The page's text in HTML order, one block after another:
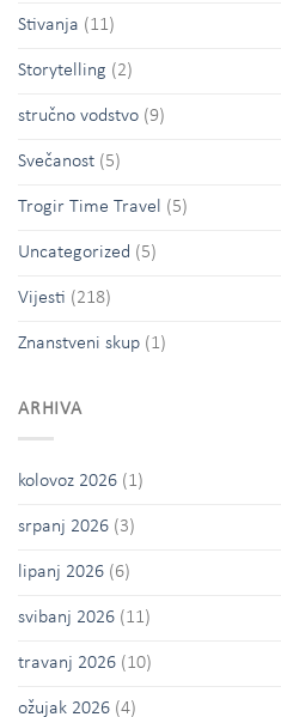
Stivanja (11)
Storytelling (2)
stručno vodstvo (9)
Svečanost (5)
Trogir Time Travel (5)
Uncategorized (5)
Vijesti (218)
Znanstveni skup (1)
ARHIVA
kolovoz 2026 (1)
srpanj 2026 (3)
lipanj 2026 (6)
svibanj 2026 (11)
travanj 2026 (10)
ožujak 2026 (4)